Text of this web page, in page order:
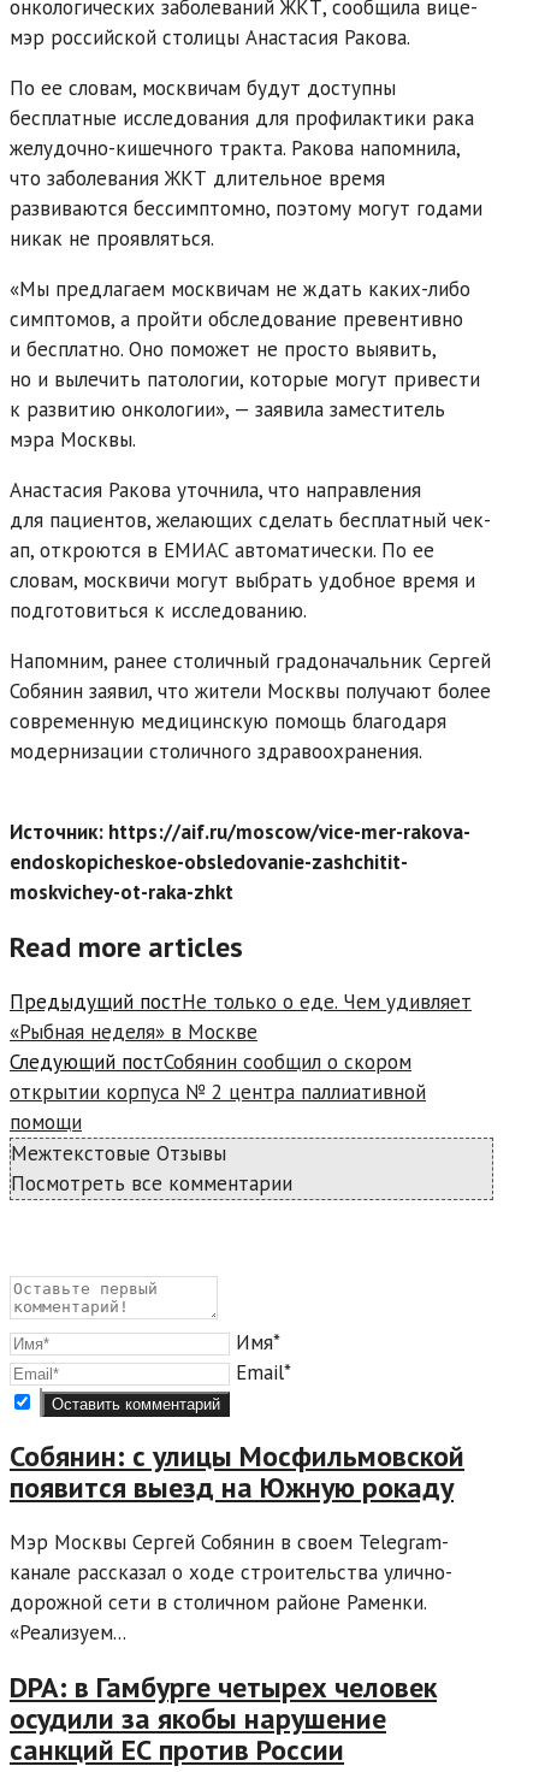
онкологических заболеваний ЖКТ, сообщила вице-
мэр российской столицы Анастасия Ракова.
По ее словам, москвичам будут доступны
бесплатные исследования для профилактики рака
желудочно-кишечного тракта. Ракова напомнила,
что заболевания ЖКТ длительное время
развиваются бессимптомно, поэтому могут годами
никак не проявляться.
«Мы предлагаем москвичам не ждать каких-либо
симптомов, а пройти обследование превентивно
и бесплатно. Оно поможет не просто выявить,
но и вылечить патологии, которые могут привести
к развитию онкологии», — заявила заместитель
мэра Москвы.
Анастасия Ракова уточнила, что направления
для пациентов, желающих сделать бесплатный чек-
ап, откроются в ЕМИАС автоматически. По ее
словам, москвичи могут выбрать удобное время и
подготовиться к исследованию.
Напомним, ранее столичный градоначальник Сергей
Собянин заявил, что жители Москвы получают более
современную медицинскую помощь благодаря
модернизации столичного здравоохранения.
Источник: https://aif.ru/moscow/vice-mer-rakova-
endoskopicheskoe-obsledovanie-zashchitit-
moskvichey-ot-raka-zhkt
Read more articles
Предыдущий постНе только о еде. Чем удивляет
«Рыбная неделя» в Москве
Следующий постСобянин сообщил о скором
открытии корпуса № 2 центра паллиативной
помощи
Межтекстовые Отзывы
Посмотреть все комментарии
Имя*
Email*
Собянин: с улицы Мосфильмовской
появится выезд на Южную рокаду
Мэр Москвы Сергей Собянин в своем Telegram-
канале рассказал о ходе строительства улично-
дорожной сети в столичном районе Раменки.
«Реализуем...
DPA: в Гамбурге четырех человек
осудили за якобы нарушение
санкций ЕС против России